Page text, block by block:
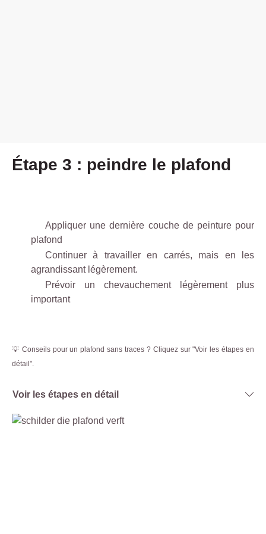
Étape 3 : peindre le plafond
Appliquer une dernière couche de peinture pour
plafond
Continuer à travailler en carrés, mais en les
agrandissant légèrement.
Prévoir un chevauchement légèrement plus
important
💡 Conseils pour un plafond sans traces ? Cliquez sur "Voir les étapes en
détail".
Voir les étapes en détail